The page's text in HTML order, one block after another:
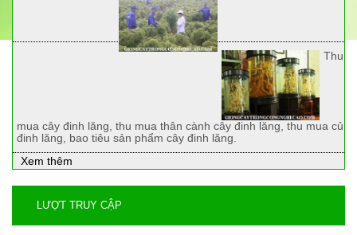
Thu
mua cây đinh lăng, thu mua thân cành cây đinh lăng, thu mua củ
đinh lăng, bao tiêu sản phẩm cây đinh lăng.
Xem thêm
LƯỢT TRUY CẬP